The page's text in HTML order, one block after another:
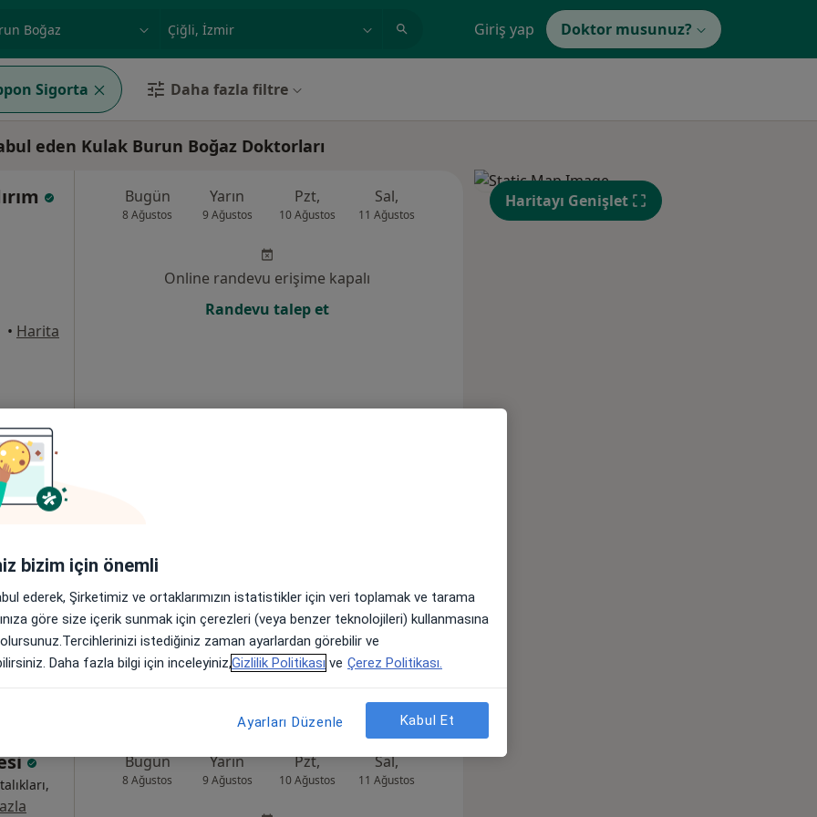
örnek: İstanbul Giriş yap Doktor musunuz?
Sigorta Daha fazla filtre
eden Kulak Burun Boğaz Doktorları
• Harita
Bugün
8 Ağustos
Yarın
9 Ağustos
Pzt,
10 Ağustos
Sal,
11 Ağustos 12 Ağustos
Per,
13 Ağustos
Cum,
14 Ağustos
Online randevu erişime kapalı
Randevu talep et
• Harita
Randevu talep et
Bugün
8 Ağustos
Yarın
9 Ağustos
Pzt,
10 Ağustos
Sal,
11 Ağustos
Çar,
Haritayı Genişlet
bizim için önemli
ederek, Şirketimiz ve ortaklarımızın istatistikler için veri toplamak ve tarama
göre size içerik sunmak için çerezleri (veya benzer teknolojileri) kullanmasına
istediğiniz zaman ayarlardan görebilir ve
Daha fazla bilgi için inceleyiniz,Gizlilik Politikası ve Çerez Politikası.
Ayarları Düzenle Kabul Et